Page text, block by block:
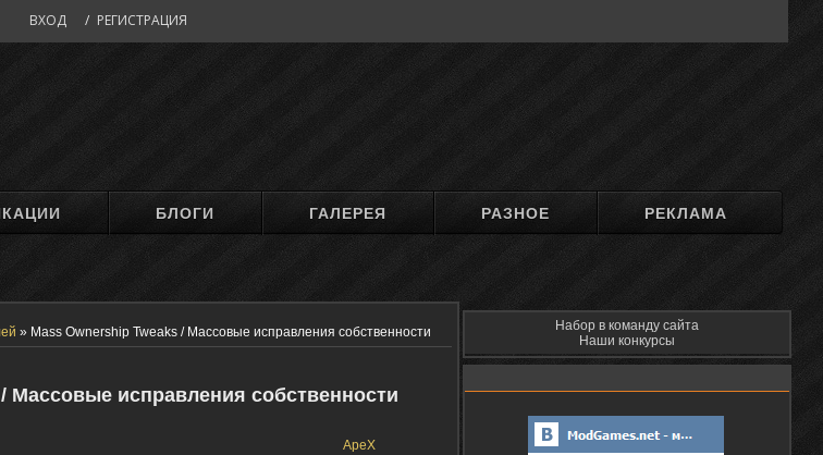
ВХОД / РЕГИСТРАЦИЯ
БЛОГИ ГАЛЕРЕЯ РАЗНОЕ РЕКЛАМА
» Mass Ownership Tweaks / Массовые исправления собственности
Массовые исправления собственности
ApeX
Набор в команду сайта
Наши конкурсы